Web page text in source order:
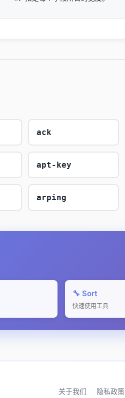
ack
apt-key
arping
🔧 Sort
快速使用工具
关于我们 隐私政策